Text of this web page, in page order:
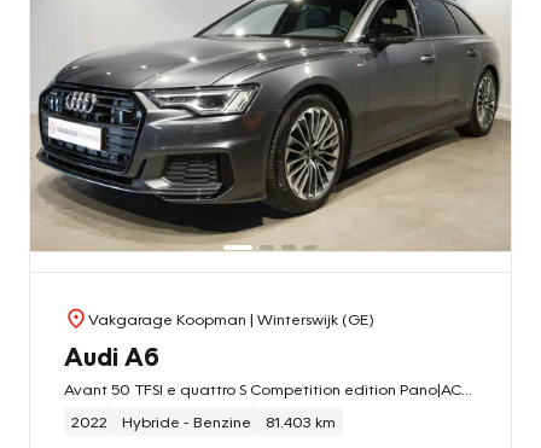
Vakgarage Koopman | Winterswijk (GE)
Audi A6
2022
Hybride - Benzine 81.403 km